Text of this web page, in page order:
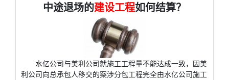
中途退场的建设工程如何结算？
水亿公司与美利公司就施工工程量不能达成一致，因美
利公司向总承包人移交的案涉分包工程完全由水亿公司施工